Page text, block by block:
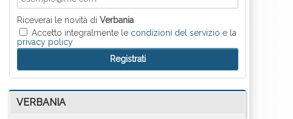
Riceverai le novità diVerbania
Accetto integralmente le condizioni del servizio e la
privacy policy
VERBANIA